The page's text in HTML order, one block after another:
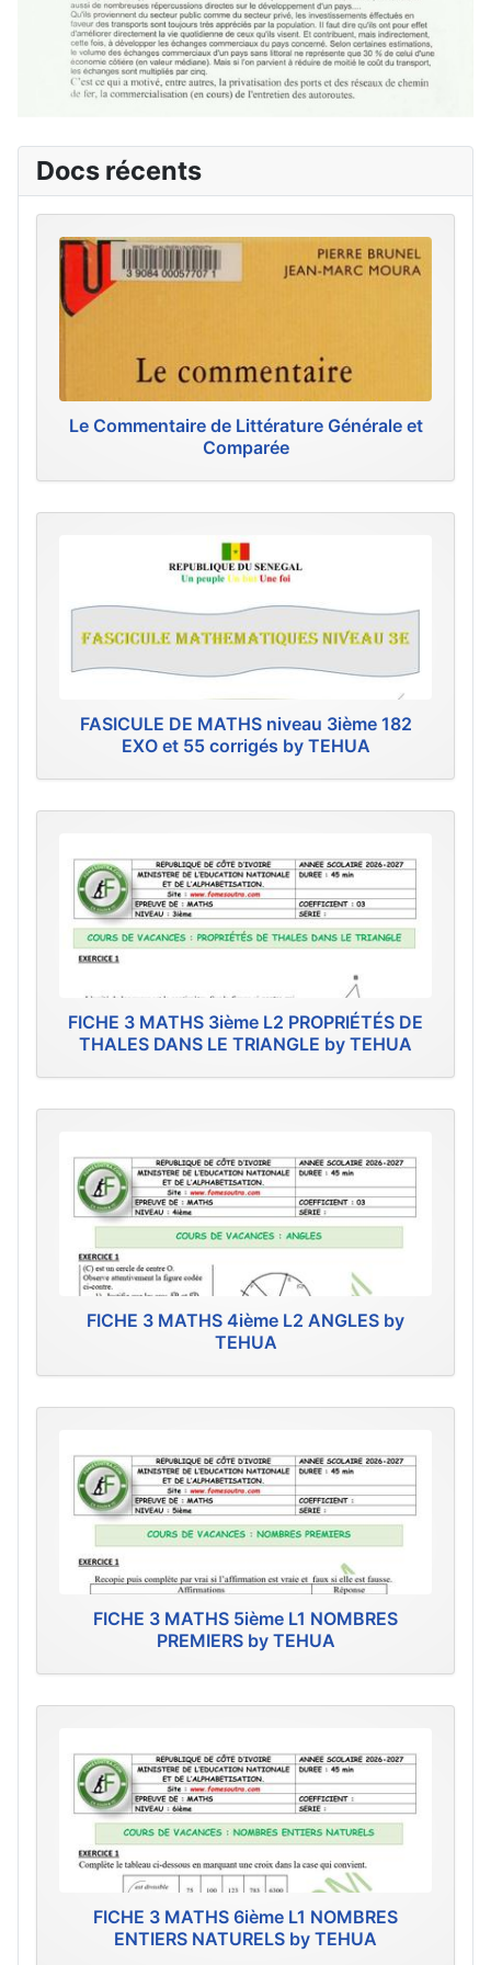
Docs récents
Le Commentaire de Littérature Générale et
Comparée
FASICULE DE MATHS niveau 3ième 182
EXO et 55 corrigés by TEHUA
FICHE 3 MATHS 3ième L2 PROPRIÉTÉS DE
THALES DANS LE TRIANGLE by TEHUA
FICHE 3 MATHS 4ième L2 ANGLES by
TEHUA
FICHE 3 MATHS 5ième L1 NOMBRES
PREMIERS by TEHUA
FICHE 3 MATHS 6ième L1 NOMBRES
ENTIERS NATURELS by TEHUA